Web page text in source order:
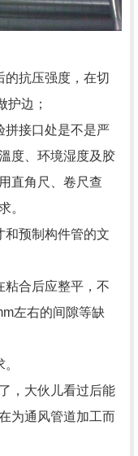
的抗压强度，在切
护边；
拼接口处是不是严
度、环境湿度及胶
直角尺、卷尺查
。
和预制构件管的文
粘合后应整平，不
左右的间隙等缺
，大伙儿看过后能
为通风管道加工而